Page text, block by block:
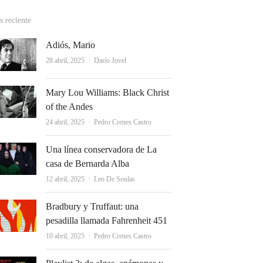
reciente
Adiós, Mario
28 abril, 2025 Autor
Darío Jovel
Mary Lou Williams: Black Christ
of the Andes
24 abril, 2025 Autor
Pedro Crenes Castro
Una línea conservadora de La
casa de Bernarda Alba
12 abril, 2025 Autor
Leo De Soulas
Bradbury y Truffaut: una
pesadilla llamada Fahrenheit 451
10 abril, 2025 Autor
Pedro Crenes Castro